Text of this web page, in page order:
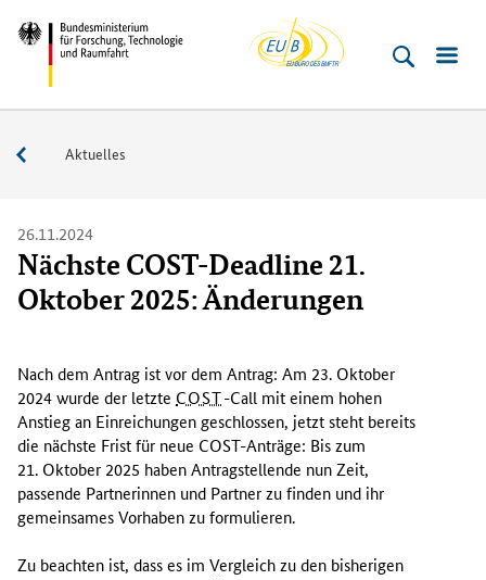
Direkt
zum
Inhalt
(Eingabetaste)
Direkt
zum
Hauptmenu
(Eingabetaste)
Direkt
zur
Suche
(Eingabetaste)
Direkt
zur
Fußleiste
(Enter)
Bundesministerium
Technologie
Buero
Service
Aktuelles
26.11.2024
Nächste COST-Deadline 21.
Oktober 2025: Änderungen
m
2
3
.
O
k
t
o
Nach dem Antrag ist vor dem Antrag: Am 23. Oktober
2024 wurde der letzte COST-Call mit einem hohen
Anstieg an Einreichungen geschlossen, jetzt steht bereits
die nächste Frist für neue COST-Anträge: Bis zum
21. Oktober 2025 haben Antragstellende nun Zeit,
passende Partnerinnen und Partner zu finden und ihr
gemeinsames Vorhaben zu formulieren.
Zu beachten ist, dass es im Vergleich zu den bisherigen